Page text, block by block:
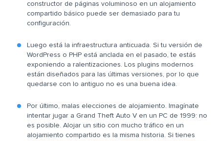
constructor de páginas voluminoso en un alojamiento
compartido básico puede ser demasiado para tu
configuración.
Luego está la infraestructura anticuada. Si tu versión de
WordPress o PHP está anclada en el pasado, te estás
exponiendo a ralentizaciones. Los plugins modernos
están diseñados para las últimas versiones, por lo que
quedarse con lo antiguo no es una buena idea.
Por último, malas elecciones de alojamiento. Imagínate
intentar jugar a Grand Theft Auto V en un PC de 1999: no
es posible. Alojar un sitio con mucho tráfico en un
alojamiento compartido es la misma historia. Si tienes